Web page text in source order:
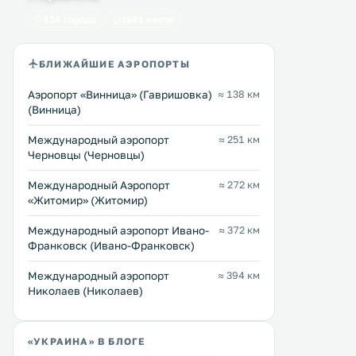
частная парковка на территории.
В числе стандартных удобств —
телевизор. .
также сауна с небольшим
БЛИЖАЙШИЕ АЭРОПОРТЫ
Аэропорт «Винница» (Гавришовка)
(Винница)
≈ 138 км
Международный аэропорт
Черновцы (Черновцы)
≈ 251 км
Международный Аэропорт
«Житомир» (Житомир)
≈ 272 км
Международный аэропорт Ивано-
Франковск (Ивано-Франковск)
≈ 372 км
Международный аэропорт
Николаев (Николаев)
≈ 394 км
«УКРАИНА» В БЛОГЕ